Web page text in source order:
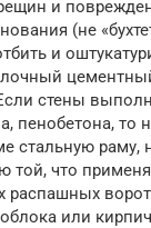
и
(не
и
стены
пенобетона, то
стальную раму,
той, что
распашных
или